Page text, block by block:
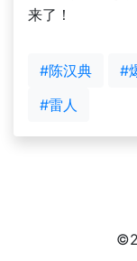
来了！
#陈汉典 #
#雷人